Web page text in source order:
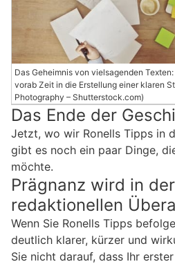
Das Geheimnis von vielsagenden
vorab Zeit in die Erstellung einer klaren
Photography – Shutterstock.com)
Das Ende der
Jetzt, wo wir Ronells Tipps in
gibt es noch ein paar Dinge,
möchte.
Prägnanz wird in
redaktionellen
Wenn Sie Ronells Tipps
deutlich klarer, kürzer und
Sie nicht darauf, dass Ihr